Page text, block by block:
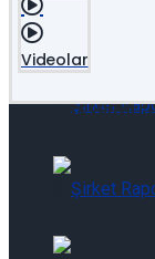
Şirket
Eurotahvil
Videolar